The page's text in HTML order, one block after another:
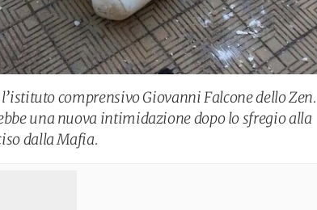
comprensivo Giovanni Falcone dello Zen.
una nuova intimidazione dopo lo sfregio alla
dalla Mafia.